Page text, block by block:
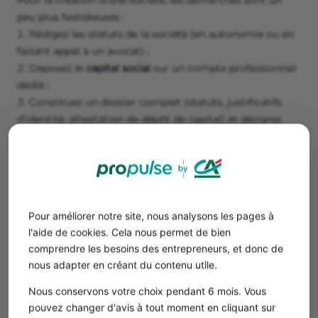
Pour améliorer notre site, nous analysons les pages à
l'aide de cookies. Cela nous permet de bien
comprendre les besoins des entrepreneurs, et donc de
nous adapter en créant du contenu utile.
Nous conservons votre choix pendant 6 mois. Vous
pouvez changer d'avis à tout moment en cliquant sur
peu plus fastidieuses :
Rédigez les statuts de la société (en autonomie ou en
faisant appel à un avocat) ;
Déposez le capital social sur un compte professionnel
dédié ;
Constituez un dossier complet (statuts, justificatifs
d’identité, attestation de dépôt de capital) et déclarez
(JAL) pour officialiser la création.
L’activité du webdesign peut être rattachée à
deux codes APE selon la nature de votre
activité : 62.10Z - Programmation informatique
ou74.10Z - Activité du design.